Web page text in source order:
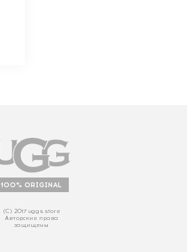
100% ORIGINAL
(С) 2017 uggs.store
Авторские права
защищены